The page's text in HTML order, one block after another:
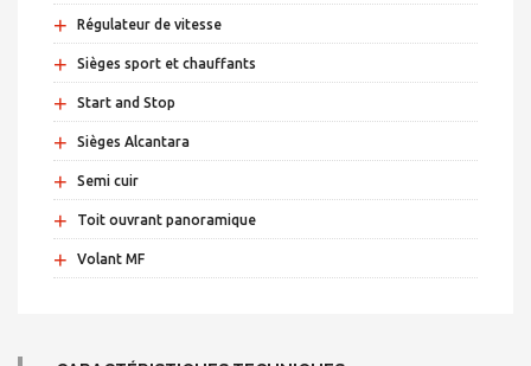
+ Régulateur de vitesse
+ Sièges sport et chauffants
+ Start and Stop
+ Sièges Alcantara
+ Semi cuir
+ Toit ouvrant panoramique
+ Volant MF